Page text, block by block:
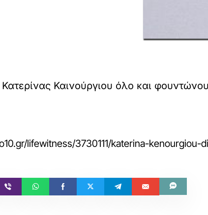
Καινούργιου όλο και
lifewitness/3730111/katerina-